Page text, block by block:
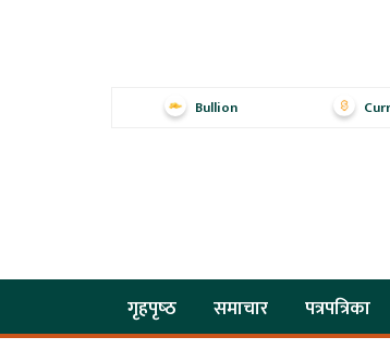
Bullion
गृहपृष्‍ठ समाचार पत्रपत्रिका